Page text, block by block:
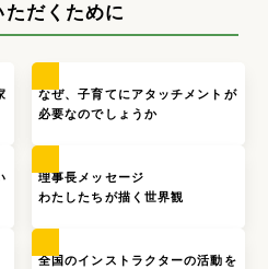
だくために
なぜ、子育てにアタッチメントが
必要なのでしょうか
理事長メッセージ
わたしたちが描く世界観
全国のインストラクターの活動を